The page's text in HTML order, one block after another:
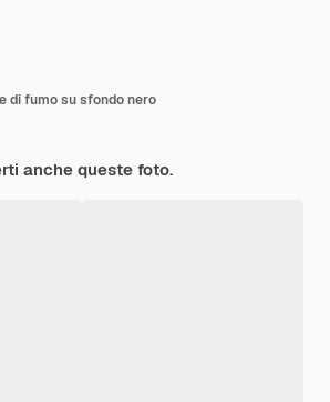
di fumo su sfondo nero
anche queste foto.